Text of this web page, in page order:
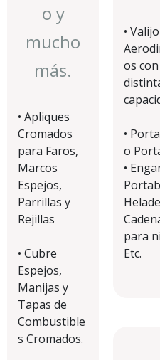
o y
mucho
más.
• Apliques
Cromados
para Faros,
Marcos
Espejos,
Parrillas y
Rejillas
• Cubre
Espejos,
Manijas y
Tapas de
Combustible
s Cromados.
•
os con
•
o
•
para
Etc.